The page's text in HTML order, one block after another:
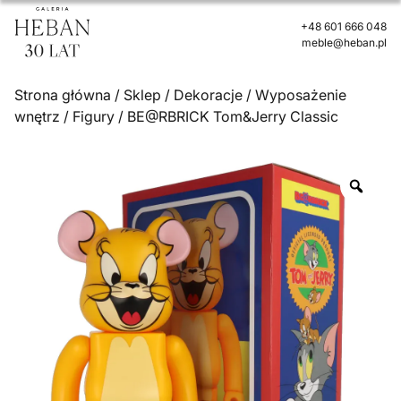
+48 601 666 048
meble@heban.pl
Strona główna / Sklep / Dekoracje / Wyposażenie
wnętrz / Figury / BE@RBRICK Tom&Jerry Classic